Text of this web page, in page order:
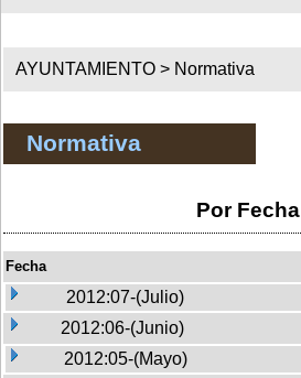
AYUNTAMIENTO > Normativa
Normativa
Por Fecha
Fecha
2012:07-(Julio)
2012:06-(Junio)
2012:05-(Mayo)